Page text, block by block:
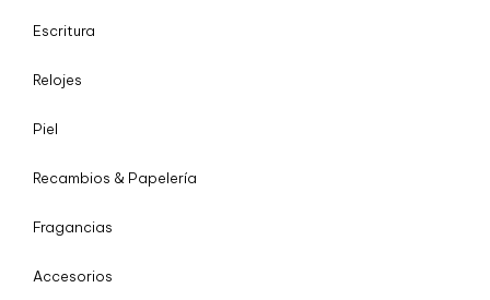
Escritura
Relojes
Piel
Recambios & Papelería
Fragancias
Accesorios